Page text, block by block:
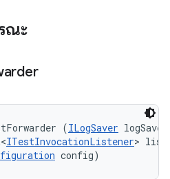
ณะ
(ILogSaver
ITestInvocationListener>
config)